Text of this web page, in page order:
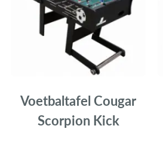
Voetbaltafel Cougar
Scorpion Kick